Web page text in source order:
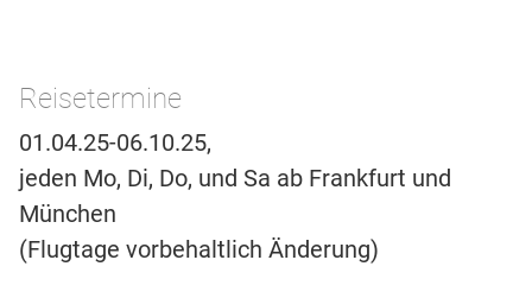
Reisetermine
01.04.25-06.10.25,
jeden Mo, Di, Do, und Sa ab Frankfurt und
München
(Flugtage vorbehaltlich Änderung)